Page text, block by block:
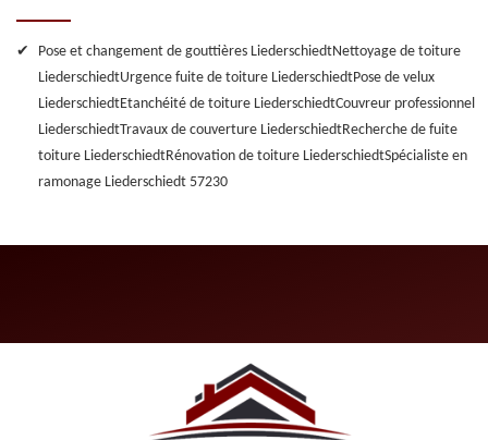
Pose et changement de gouttières LiederschiedtNettoyage de toiture
LiederschiedtUrgence fuite de toiture LiederschiedtPose de velux
LiederschiedtEtanchéité de toiture LiederschiedtCouvreur professionnel
LiederschiedtTravaux de couverture LiederschiedtRecherche de fuite
toiture LiederschiedtRénovation de toiture LiederschiedtSpécialiste en
ramonage Liederschiedt 57230